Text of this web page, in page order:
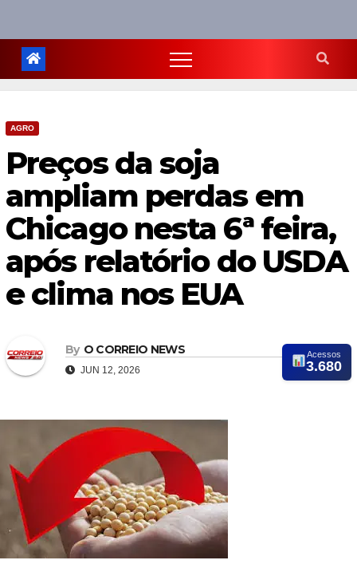
AGRO
Preços da soja
ampliam perdas em
Chicago nesta 6ª feira,
após relatório do USDA
e clima nos EUA
By O CORREIO NEWS
JUN 12, 2026
Acessos
3.680